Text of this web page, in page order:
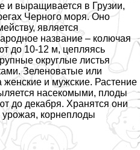
и выращивается в Грузии,
Черного моря. Оно
является
название – колючая
до 10-12 м, цепляясь
округлые листья
Зеленоватые или
и мужские. Растение
насекомыми, плоды
до декабря. Хранятся они
корнеплоды